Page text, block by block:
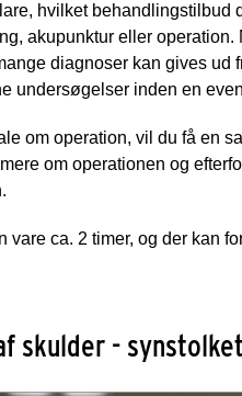
hvilket behandlingstilbud
akupunktur eller
diagnoser kan gives
undersøgelser inden en
om operation, vil du få en
om operationen og
vare ca. 2 timer, og der kan
skulder -